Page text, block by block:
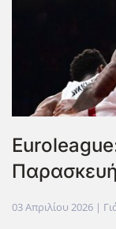
03 Απριλίου 2026 |